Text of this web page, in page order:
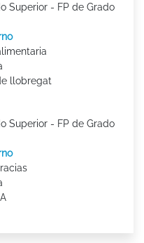
Superior - FP de Grado
llobregat
Superior - FP de Grado